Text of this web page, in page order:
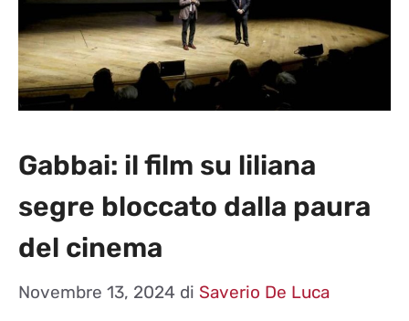
Gabbai: il film su liliana
segre bloccato dalla paura
del cinema
Novembre 13, 2024 di Saverio De Luca